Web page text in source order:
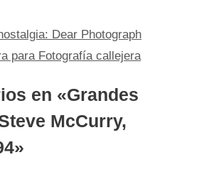
Dear Photograph
para Fotografía callejera
en «Grandes
McCurry,